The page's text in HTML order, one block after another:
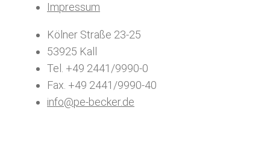
Impressum
Kölner Straße 23-25
53925 Kall
Tel. +49 2441/9990-0
Fax. +49 2441/9990-40
info@pe-becker.de